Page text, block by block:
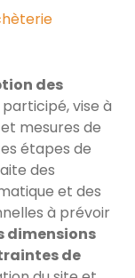
des
participé, vise à
mesures de
étapes de
des
et des
à prévoir
dimensions
de